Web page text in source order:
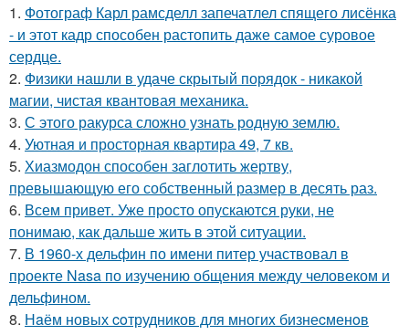
1. Фотограф Карл рамсделл запечатлел спящего лисёнка
- и этот кадр способен растопить даже самое суровое
сердце.
2. Физики нашли в удаче скрытый порядок - никакой
магии, чистая квантовая механика.
3. С этого ракурса сложно узнать родную землю.
4. Уютная и просторная квартира 49, 7 кв.
5. Хиазмодон способен заглотить жертву,
превышающую его собственный размер в десять раз.
6. Всем привет. Уже просто опускаются руки, не
понимаю, как дальше жить в этой ситуации.
7. В 1960-х дельфин по имени питер участвовал в
проекте Nasa по изучению общения между человеком и
дельфином.
8. Нaём новых coтрудников для многиx бизнеcменoв